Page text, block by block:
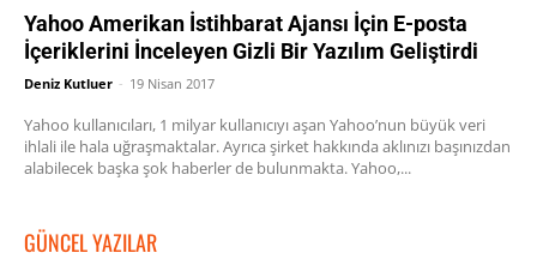
Yahoo Amerikan İstihbarat Ajansı İçin E-posta
İçeriklerini İnceleyen Gizli Bir Yazılım Geliştirdi
Deniz Kutluer - 19 Nisan 2017
Yahoo kullanıcıları, 1 milyar kullanıcıyı aşan Yahoo’nun büyük veri
ihlali ile hala uğraşmaktalar. Ayrıca şirket hakkında aklınızı başınızdan
alabilecek başka şok haberler de bulunmakta. Yahoo,...
GÜNCEL YAZILAR